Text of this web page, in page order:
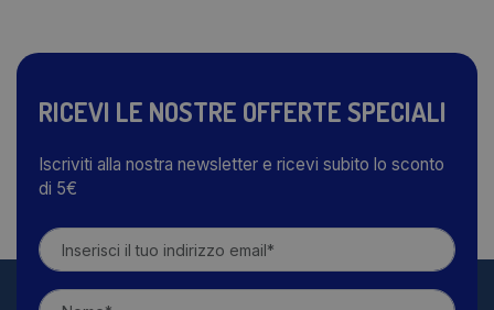
RICEVI LE NOSTRE OFFERTE SPECIALI
Iscriviti alla nostra newsletter e ricevi subito lo sconto
di 5€